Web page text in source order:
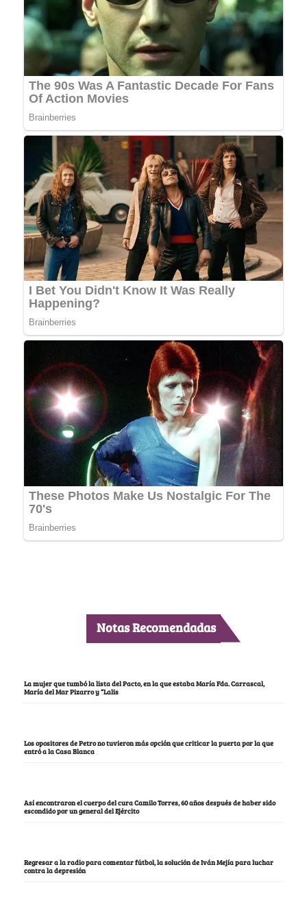
Notas Recomendadas
La mujer que tumbó la lista del Pacto, en la que estaba María Fda. Carrascal,
María del Mar Pizarro y “Lalis
Los opositores de Petro no tuvieron más opción que criticar la puerta por la que
entró a la Casa Blanca
Así encontraron el cuerpo del cura Camilo Torres, 60 años después de haber sido
escondido por un general del Ejército
Regresar a la radio para comentar fútbol, la solución de Iván Mejía para luchar
contra la depresión